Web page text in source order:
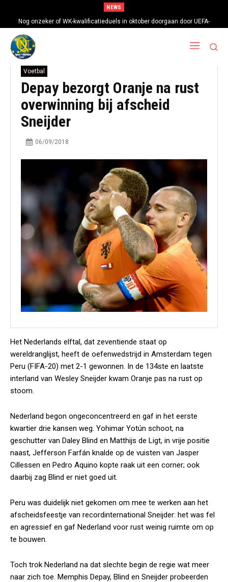
NEWS
Nog onzeker of WK-kwalificatieduels in oktober doorgaan door UEFA-
boycot
Voetbal
Depay bezorgt Oranje na rust
overwinning bij afscheid
Sneijder
06/09/2018
Het Nederlands elftal, dat zeventiende staat op
wereldranglijst, heeft de oefenwedstrijd in Amsterdam tegen
Peru (FIFA-20) met 2-1 gewonnen. In de 134ste en laatste
interland van Wesley Sneijder kwam Oranje pas na rust op
stoom.
Nederland begon ongeconcentreerd en gaf in het eerste
kwartier drie kansen weg. Yohimar Yotún schoot, na
geschutter van Daley Blind en Matthijs de Ligt, in vrije positie
naast, Jefferson Farfán knalde op de vuisten van Jasper
Cillessen en Pedro Aquino kopte raak uit een corner; ook
daarbij zag Blind er niet goed uit.
Peru was duidelijk niet gekomen om mee te werken aan het
afscheidsfeestje van recordinternational Sneijder: het was fel
en agressief en gaf Nederland voor rust weinig ruimte om op
te bouwen.
Toch trok Nederland na dat slechte begin de regie wat meer
naar zich toe. Memphis Depay, Blind en Sneijder probeerden